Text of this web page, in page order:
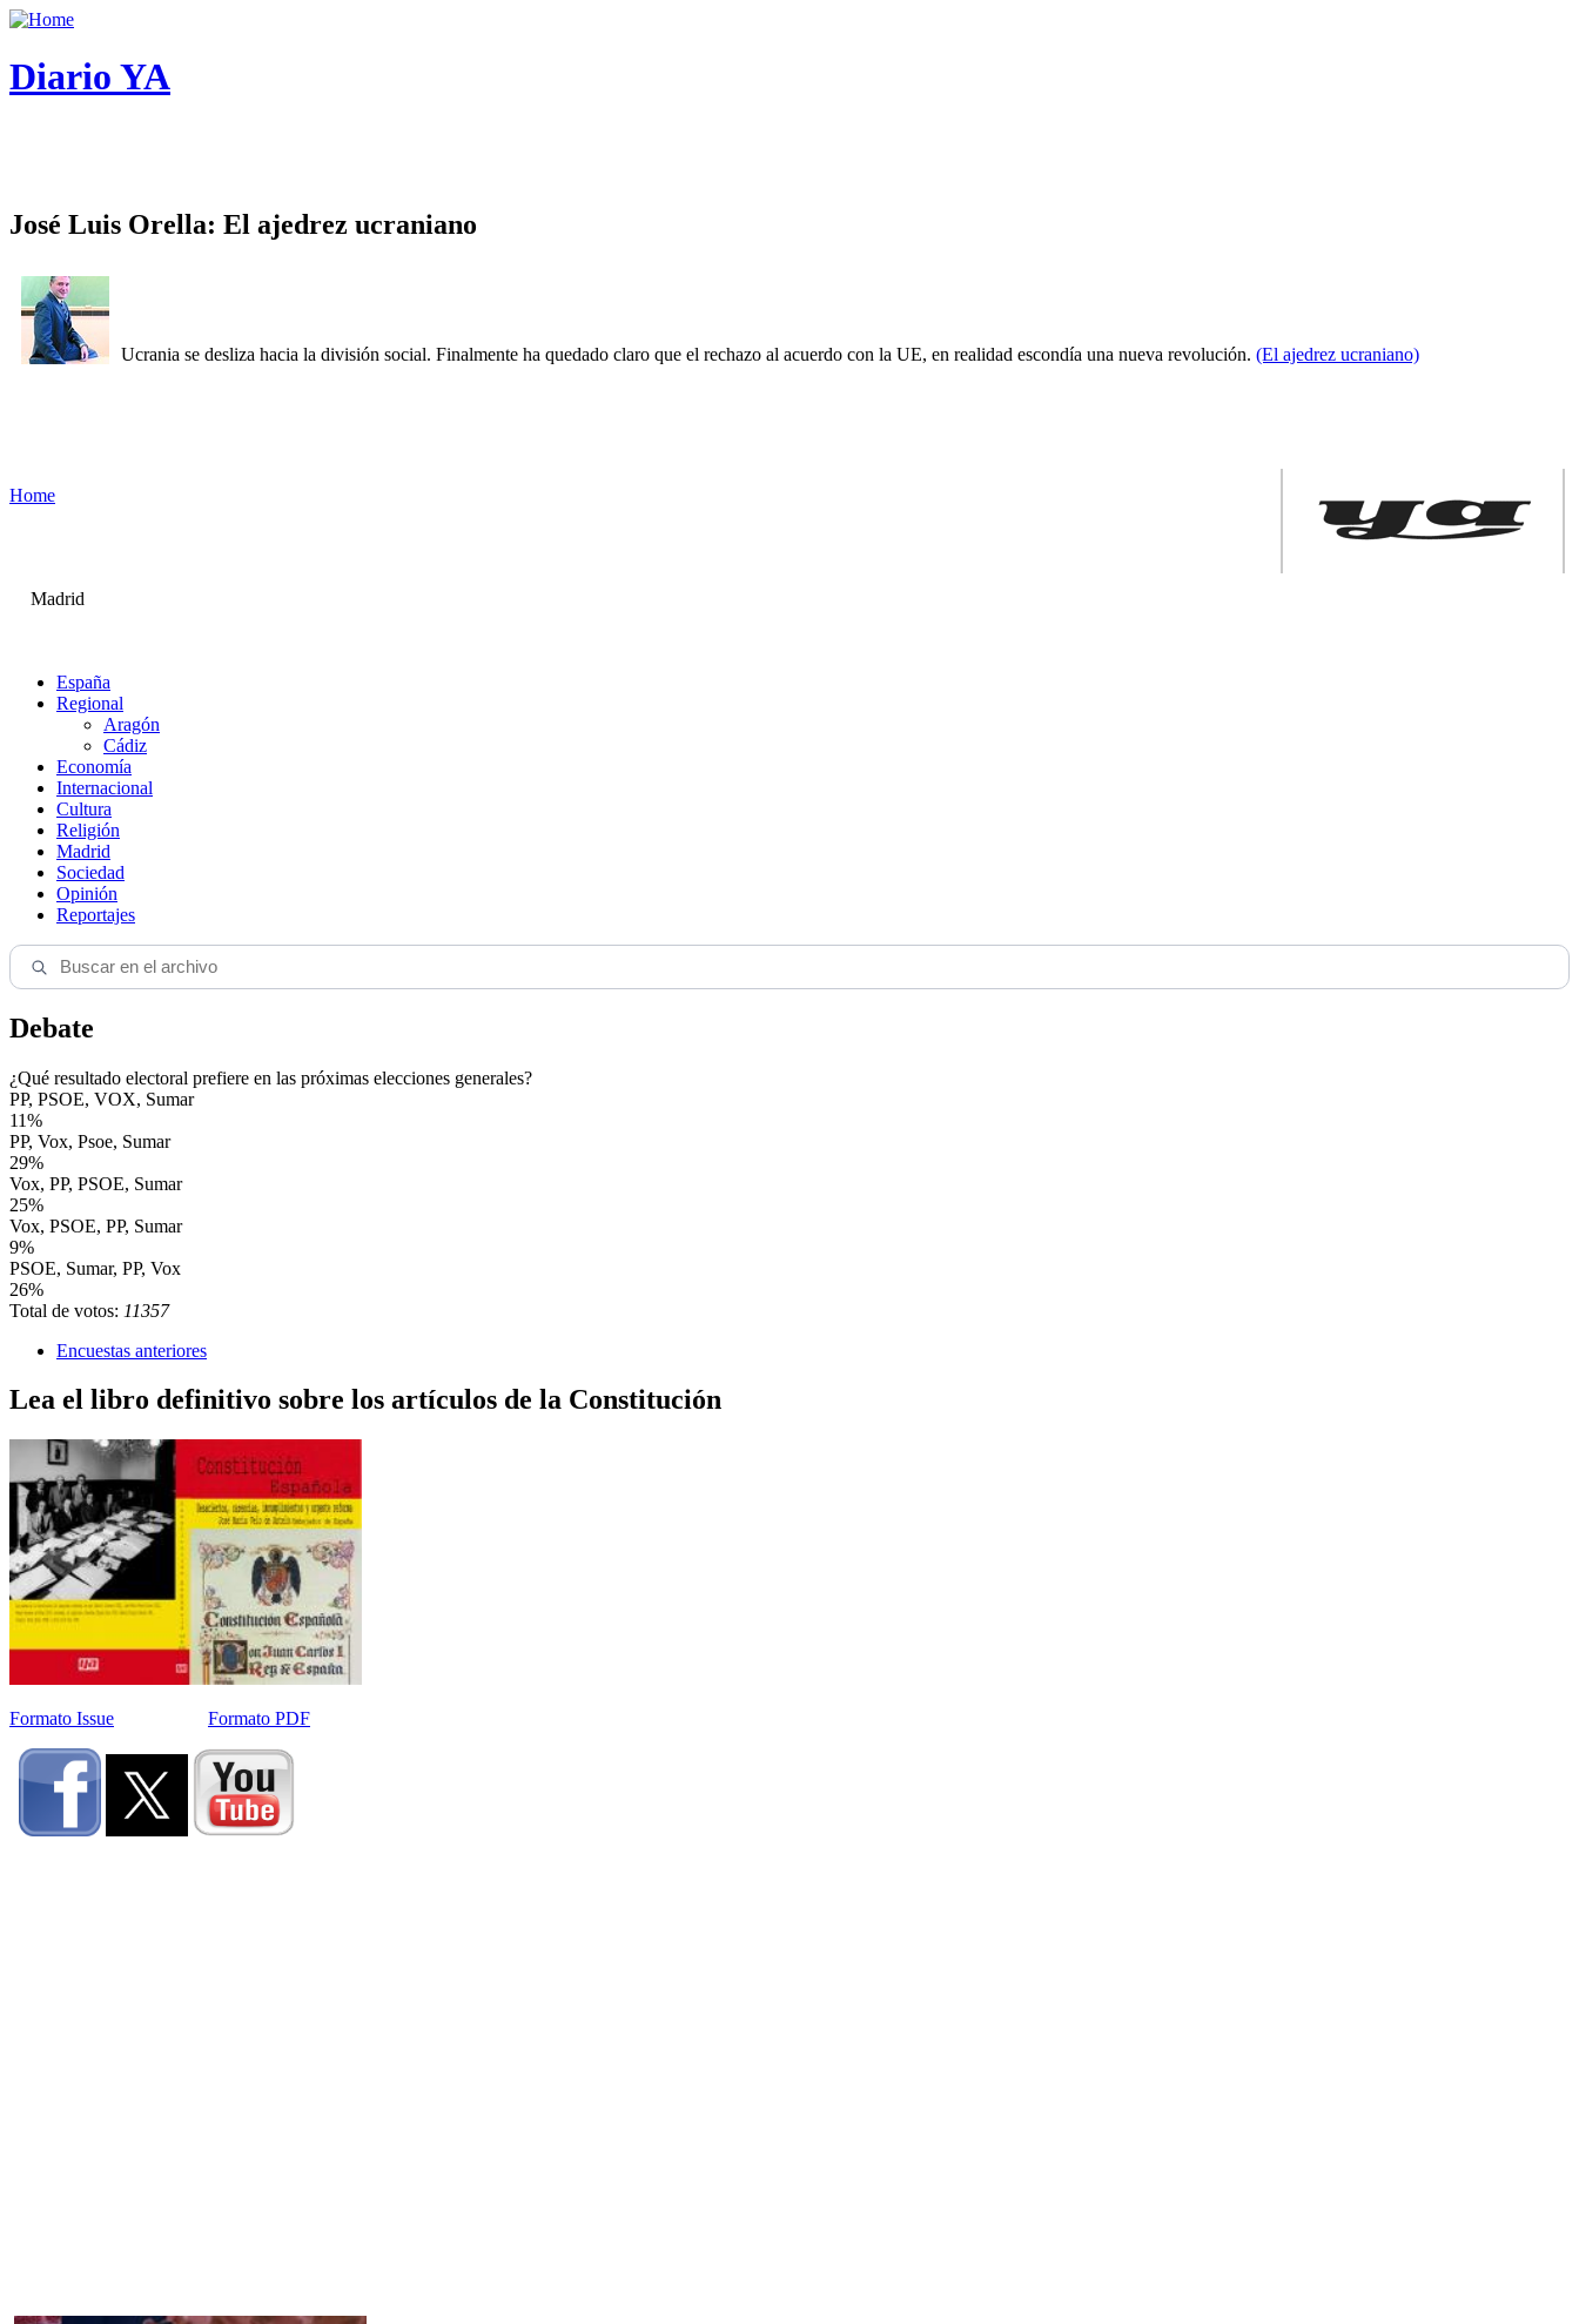
Diario YA
José Luis Orella: El ajedrez ucraniano
Ucrania se desliza hacia la división social. Finalmente ha quedado claro que el rechazo al acuerdo con la UE, en realidad escondía una nueva revolución. (El ajedrez ucraniano)
Home
Madrid
España
Regional
Aragón
Cádiz
Economía
Internacional
Cultura
Religión
Madrid
Sociedad
Opinión
Reportajes
Debate
¿Qué resultado electoral prefiere en las próximas elecciones generales?
PP, PSOE, VOX, Sumar
11%
PP, Vox, Psoe, Sumar
29%
Vox, PP, PSOE, Sumar
25%
Vox, PSOE, PP, Sumar
9%
PSOE, Sumar, PP, Vox
26%
Total de votos: 11357
Encuestas anteriores
Lea el libro definitivo sobre los artículos de la Constitución
Formato Issue Formato PDF